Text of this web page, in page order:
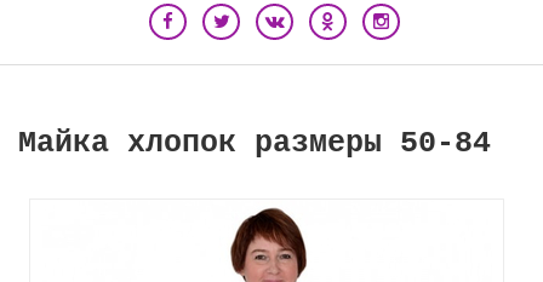
Майка хлопок размеры 50-84